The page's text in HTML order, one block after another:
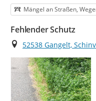
Kategorie
Mängel an Straßen,
Fehlender Schutz
Ort
52538 Gangelt,